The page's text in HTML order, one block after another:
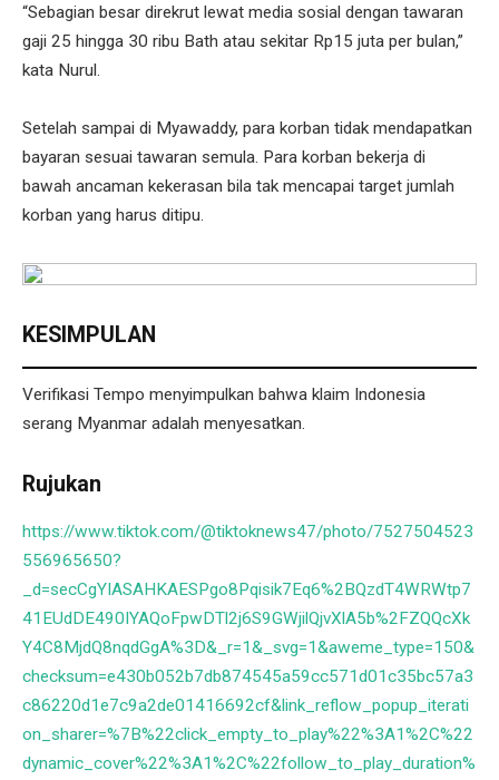
“Sebagian besar direkrut lewat media sosial dengan tawaran
gaji 25 hingga 30 ribu Bath atau sekitar Rp15 juta per bulan,”
kata Nurul.
Setelah sampai di Myawaddy, para korban tidak mendapatkan
bayaran sesuai tawaran semula. Para korban bekerja di
bawah ancaman kekerasan bila tak mencapai target jumlah
korban yang harus ditipu.
KESIMPULAN
Verifikasi Tempo menyimpulkan bahwa klaim Indonesia
serang Myanmar adalah menyesatkan.
Rujukan
https://www.tiktok.com/@tiktoknews47/photo/7527504523
556965650?
_d=secCgYIASAHKAESPgo8Pqisik7Eq6%2BQzdT4WRWtp7
41EUdDE490IYAQoFpwDTl2j6S9GWjilQjvXlA5b%2FZQQcXk
Y4C8MjdQ8nqdGgA%3D&_r=1&_svg=1&aweme_type=150&
checksum=e430b052b7db874545a59cc571d01c35bc57a3
c86220d1e7c9a2de01416692cf&link_reflow_popup_iterati
on_sharer=%7B%22click_empty_to_play%22%3A1%2C%22
dynamic_cover%22%3A1%2C%22follow_to_play_duration%